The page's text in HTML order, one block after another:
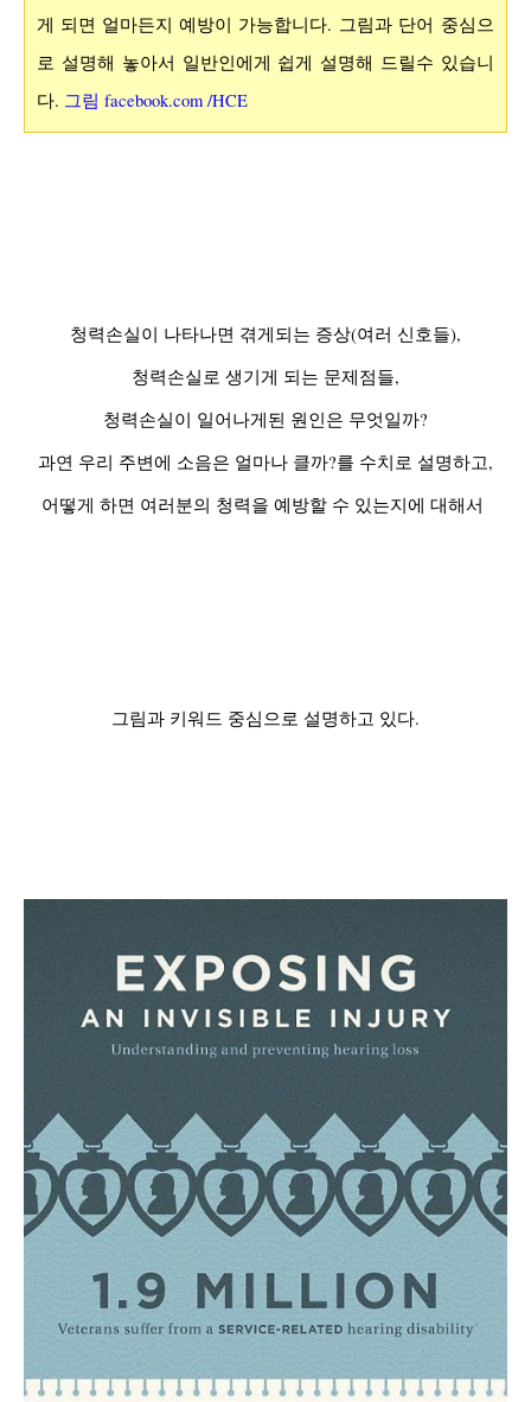
게 되면 얼마든지 예방이 가능합니다. 그림과 단어 중심으
로 설명해 놓아서 일반인에게 쉽게 설명해 드릴수 있습니
다. 그림 facebook.com /HCE
청력손실이 나타나면 겪게되는 증상(여러 신호들),
청력손실로 생기게 되는 문제점들,
청력손실이 일어나게된 원인은 무엇일까?
과연 우리 주변에 소음은 얼마나 클까?를 수치로 설명하고,
어떻게 하면 여러분의 청력을 예방할 수 있는지에 대해서
그림과 키워드 중심으로 설명하고 있다.